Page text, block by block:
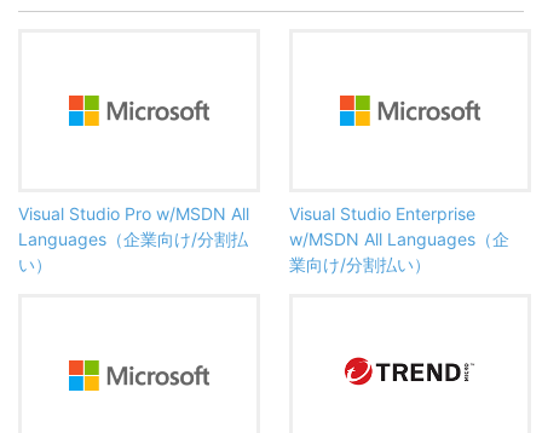
Visual Studio Pro w/MSDN All
Languages（企業向け/分割払
い）
Visual Studio Enterprise
w/MSDN All Languages（企
業向け/分割払い）